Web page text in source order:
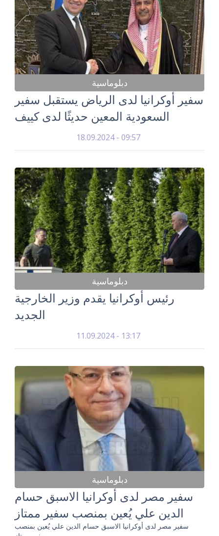
دبلوماسية
سفير أوكرانيا لدى الرياض يستقبل سفير
السعودية المعين حديثًا لدى كييف
18.09.2024 - 09:57
دبلوماسية
رئيس أوكرانيا يقدم وزير الخارجية
الجديد
11.09.2024 - 13:17
دبلوماسية
سفير مصر لدى أوكرانيا الاسبق حسام
الدين علي يُعين بمنصب سفير ممتاز
سفير مصر لدى أوكرانيا الاسبق حسام الدين علي يُعين بمنصب